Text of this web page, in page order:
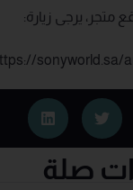
متجر، يرجى زيارة:
sonyworld.sa/
صلة